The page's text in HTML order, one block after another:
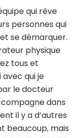
qui rêve
personnes qui
se démarquer.
physique
tous et
qui je
le docteur
dans
il y a d’autres
beaucoup, mais